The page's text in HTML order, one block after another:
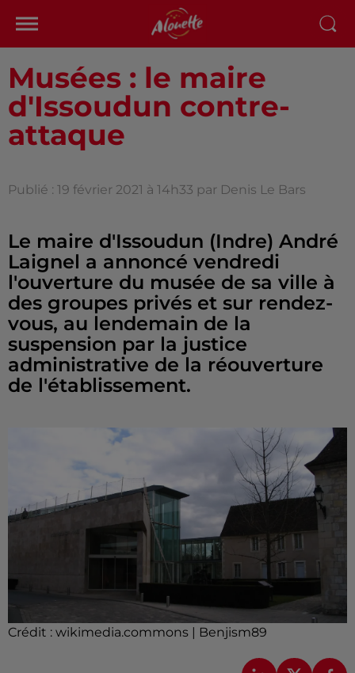
Musées : le maire
d'Issoudun contre-
attaque
Publié : 19 février 2021 à 14h33 par Denis Le Bars
Le maire d'Issoudun (Indre) André
Laignel a annoncé vendredi
l'ouverture du musée de sa ville à
des groupes privés et sur rendez-
vous, au lendemain de la
suspension par la justice
administrative de la réouverture
de l'établissement.
Crédit : wikimedia.commons | Benjism89